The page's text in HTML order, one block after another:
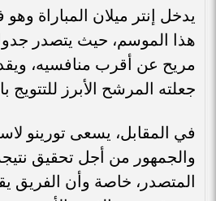
يدخل إنتر ميلان المباراة
هذا الموسم، حيث يتصدر
مريح عن أقرب منافسيه،
جعلته المرشح الأبرز للتتويج
في المقابل، يسعى تورينو
والجمهور من أجل تحقيق
المتصدر، خاصة وأن الفريق